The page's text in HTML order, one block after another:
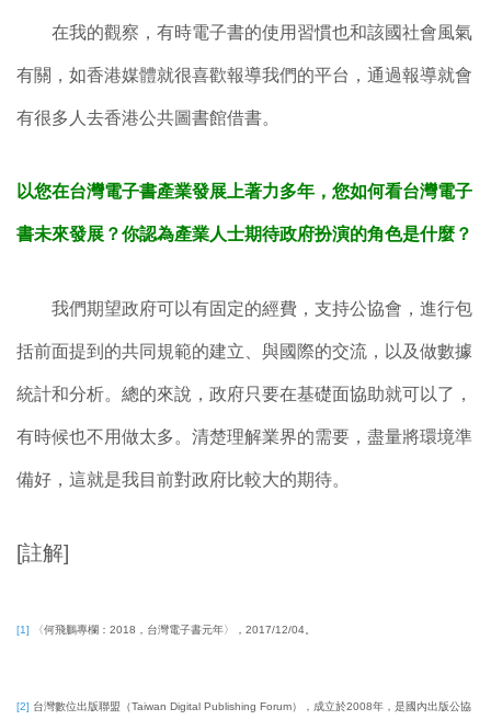
在我的觀察，有時電子書的使用習慣也和該國社會風氣
有關，如香港媒體就很喜歡報導我們的平台，通過報導就會
有很多人去香港公共圖書館借書。
以您在台灣電子書產業發展上著力多年，您如何看台灣電子
書未來發展？你認為產業人士期待政府扮演的角色是什麼？
我們期望政府可以有固定的經費，支持公協會，進行包
括前面提到的共同規範的建立、與國際的交流，以及做數據
統計和分析。總的來說，政府只要在基礎面協助就可以了，
有時候也不用做太多。清楚理解業界的需要，盡量將環境準
備好，這就是我目前對政府比較大的期待。
[註解]
[1] 〈何飛鵬專欄：2018，台灣電子書元年〉，2017/12/04。
[2] 台灣數位出版聯盟（Taiwan Digital Publishing Forum），成立於2008年，是國內出版公協